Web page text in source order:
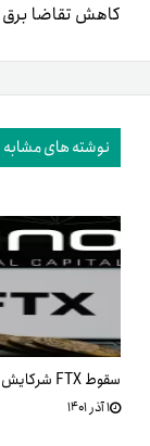
کاهش تقاضا
نوشته های مشابه
سقوط FTX شرکایش را زمین‌گیر کرد
۱ آذر ۱۴۰۱